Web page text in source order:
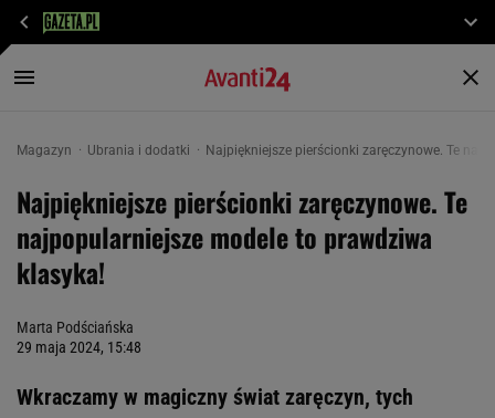
Magazyn Ubrania i dodatki Najpiękniejsze pierścionki zaręczynowe. Te
Najpiękniejsze pierścionki zaręczynowe. Te
najpopularniejsze modele to prawdziwa
klasyka!
Marta Podściańska
29 maja 2024, 15:48
Wkraczamy w magiczny świat zaręczyn, tych